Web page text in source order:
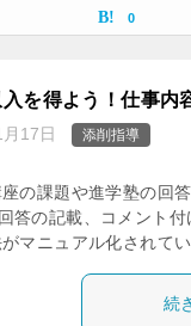
0
を得よう！仕事内
17日 添削指導
の課題や進学塾の回
答の記載、コメント付
マニュアル化されて
続